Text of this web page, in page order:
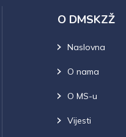
O DMSKZŽ
Naslovna
O nama
O MS-u
Vijesti